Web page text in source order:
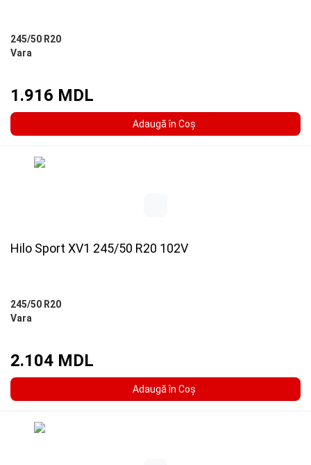
245/50 R20
Vara
1.916 MDL
Adaugă în Coş
Hilo Sport XV1 245/50 R20 102V
245/50 R20
Vara
2.104 MDL
Adaugă în Coş